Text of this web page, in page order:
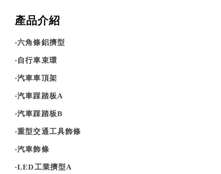
通用規格鋁擠型
工業散熱鰭片型材
衛浴五金鋁擠型
醫療器材類鋁擠型
產品介紹
‧六角條鋁擠型
‧自行車束環
‧汽車車頂架
‧汽車踩踏板A
‧汽車踩踏板B
‧重型交通工具飾條
‧汽車飾條
‧LED工業擠型A